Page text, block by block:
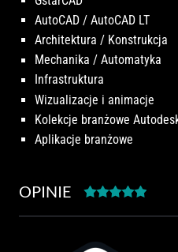
AutoCAD / AutoCAD LT
Architektura / Konstrukcja
Mechanika / Automatyka
Infrastruktura
Wizualizacje i animacje
Kolekcje branżowe
Aplikacje branżowe
OPINIE